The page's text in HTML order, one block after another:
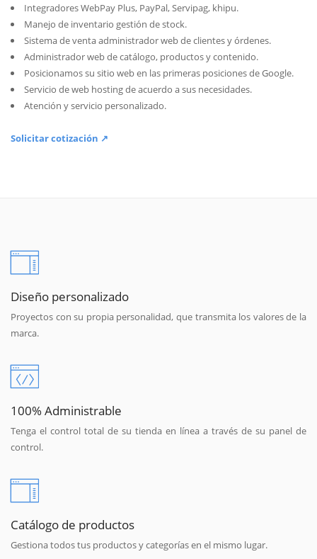
Integradores WebPay Plus, PayPal, Servipag, khipu.
Manejo de inventario gestión de stock.
Sistema de venta administrador web de clientes y órdenes.
Administrador web de catálogo, productos y contenido.
Posicionamos su sitio web en las primeras posiciones de Google.
Servicio de web hosting de acuerdo a sus necesidades.
Atención y servicio personalizado.
Solicitar cotización ↗
Diseño personalizado
Proyectos con su propia personalidad, que transmita los valores de la
marca.
100% Administrable
Tenga el control total de su tienda en línea a través de su panel de
control.
Catálogo de productos
Gestiona todos tus productos y categorías en el mismo lugar.